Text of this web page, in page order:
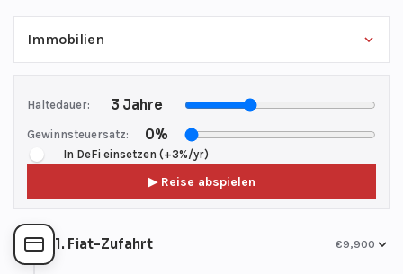
Haltedauer: 3 Jahre
Gewinnsteuersatz: 0%
In DeFi einsetzen (+3%/yr)
▶ Reise abspielen
1. Fiat-Zufahrt €9,900